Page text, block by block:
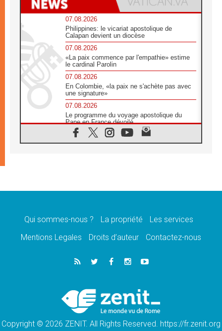
07.08.2026
Philippines: le vicariat apostolique de
Calapan devient un diocèse
07.08.2026
«La paix commence par l'empathie» estime
le cardinal Parolin
07.08.2026
En Colombie, «la paix ne s'achète pas avec
une signature»
07.08.2026
Le programme du voyage apostolique du
Pape en France dévoilé
07.08.2026
1ère Conférence continentale sur l'éducation
07.08.2026
07.08.2026
lancement des «dix jours de prière pour la
06.08.2026
Préparatifs des JMJ 2027 à Séoul: «c'est
Chrétiens et confucéens: respect et sagesse
pour relever les «défis urgents»
Qui sommes-nous ? La propriété
Les services
Mentions Legales
Droits d’auteur Contactez-nous
Copyright © 2026 ZENIT. All Rights Reserved. https://fr.zenit.org